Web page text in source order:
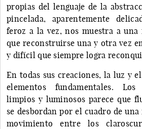
propias del lenguaje de la
pincelada, aparentemente
feroz a la vez, nos muestra a
que reconstruirse una y otra vez
y difícil que siempre logra
En todas sus creaciones, la luz y
elementos fundamentales.
limpios y luminosos parece que
se desbordan por el cuadro de
movimiento entre los